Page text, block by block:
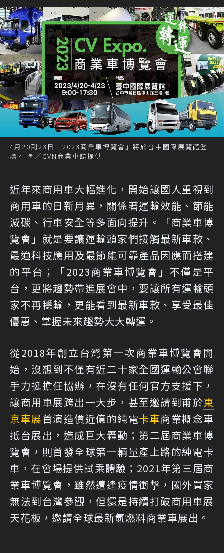
4月20到23日「2023商業車博覽會」將於台中國際展覽館登
場。 圖／CVN商業車誌提供
近年來商用車大幅進化，開始讓國人重視到
商用車的日新月異，關係著運輸效能、節能
減碳、行車安全等多面向提升。「商業車博
覽會」就是要讓運輸頭家們接觸最新車款、
最適科技應用及最節能可靠產品因應而搭建
的平台；「2023商業車博覽會」不僅是平
台，更將趨勢帶進展會中，要讓所有運輸頭
家不再穩輸，更能看到最新車款、享受最佳
優惠、掌握未來趨勢大大轉運。
從2018年創立台灣第一次商業車博覽會開
始，沒想到不僅有近二十家全國運輸公會聯
手力挺擔任協辦，在沒有任何官方支援下，
讓商用車展跨出一大步，甚至邀請到甫於東
京車展首演造價近億的純電卡車商業概念車
抵台展出，造成巨大轟動；第二屆商業車博
覽會，則首發全球第一輛量產上路的純電卡
車，在會場提供試乘體驗；2021年第三屆商
業車博覽會，雖然遭逢疫情衝擊，國外買家
無法到台灣參觀，但還是持續打破商用車展
天花板，邀請全球最新氫燃料商業車展出。